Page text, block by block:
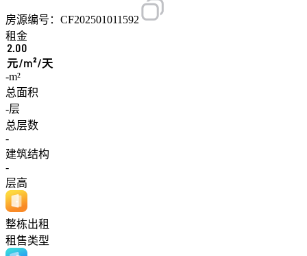
房源编号：CF202501011592
租金
2.00
元/m²/天
-m²
总面积
-层
总层数
-
建筑结构
-
层高
整栋出租
租售类型